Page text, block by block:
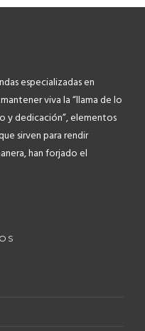
especializadas en
viva la “llama de lo
y dedicación”, elementos
sirven para rendir
han forjado el